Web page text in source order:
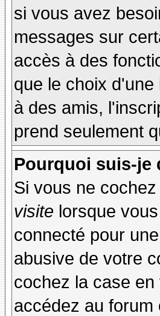
si vous avez
messages sur
accès à des
que le choix
à des amis,
prend seulement
Pourquoi suis-je
Si vous ne
visite lorsque
connecté pour
abusive de votre
cochez la case
accédez au forum